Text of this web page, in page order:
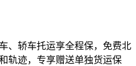
、轿车托运享全程保，免费北
轨迹，专享赠送单独货运保